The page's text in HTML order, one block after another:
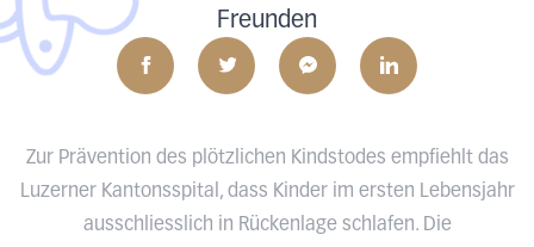
Freunden
Zur Prävention des plötzlichen Kindstodes empfiehlt das
Luzerner Kantonsspital, dass Kinder im ersten Lebensjahr
ausschliesslich in Rückenlage schlafen. Die